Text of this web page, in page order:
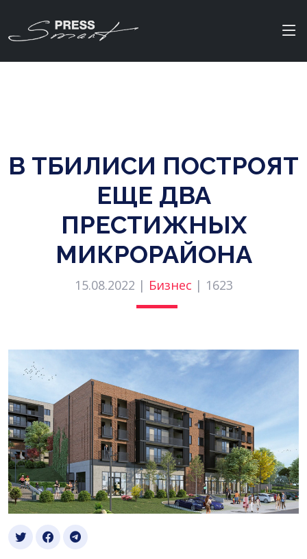
В ТБИЛИСИ ПОСТРОЯТ
ЕЩЕ ДВА
ПРЕСТИЖНЫХ
МИКРОРАЙОНА
15.08.2022 | Бизнес | 1623